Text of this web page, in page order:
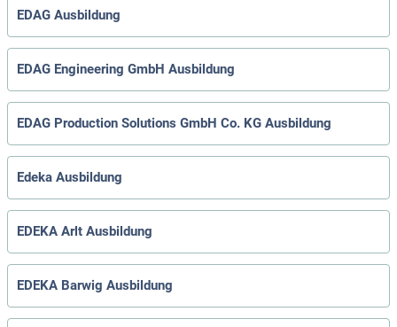
EDAG Ausbildung
EDAG Engineering GmbH Ausbildung
EDAG Production Solutions GmbH Co. KG Ausbildung
Edeka Ausbildung
EDEKA Arlt Ausbildung
EDEKA Barwig Ausbildung